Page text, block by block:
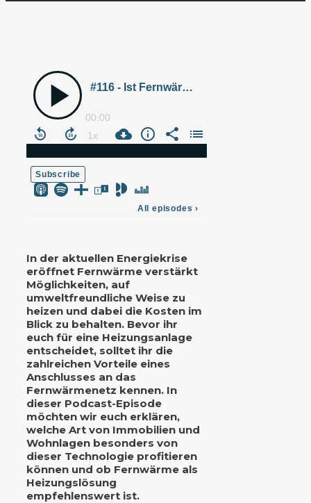
In der aktuellen Energiekrise
eröffnet Fernwärme verstärkt
Möglichkeiten, auf
umweltfreundliche Weise zu
heizen und dabei die Kosten im
Blick zu behalten. Bevor ihr
euch für eine Heizungsanlage
entscheidet, solltet ihr die
zahlreichen Vorteile eines
Anschlusses an das
Fernwärmenetz kennen. In
dieser Podcast-Episode
möchten wir euch erklären,
welche Art von Immobilien und
Wohnlagen besonders von
dieser Technologie profitieren
können und ob Fernwärme als
Heizungslösung
empfehlenswert ist.